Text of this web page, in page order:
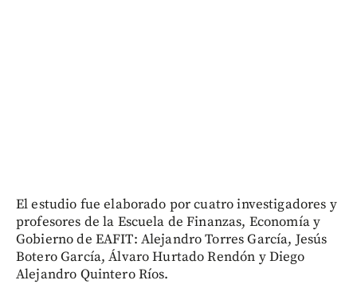
El estudio fue elaborado por cuatro investigadores y
profesores de la Escuela de Finanzas, Economía y
Gobierno de EAFIT: Alejandro Torres García, Jesús
Botero García, Álvaro Hurtado Rendón y Diego
Alejandro Quintero Ríos.